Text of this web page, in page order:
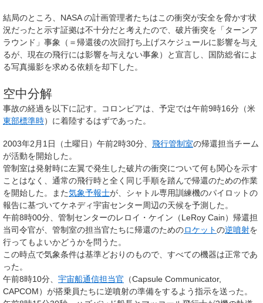
結局のところ、NASA の計画管理者たちはこの衝突が安全を脅かす状
況だったと示す証拠は不十分だと考えたので、破片衝突を「ターンア
ラウンド」事象（＝帰還後の次回打ち上げスケジュールに影響を与え
るが、現在の飛行には影響を与えない事象）と宣言し、国防総省によ
る写真撮影を求める依頼を却下した。
空中分解
事故の経過を以下に記す。コロンビアは、予定では午前9時16分（米
東部標準時）に着陸するはずであった。
2003年2月1日（土曜日）午前2時30分、 飛行管制室の帰還担当チーム
が活動を開始した。
管制室は発射時に左翼で発生した破片の衝突について何も関心を示す
ことはなく、通常の飛行時と全く同じ手順を踏んで帰還のための作業
を開始した。また気象予報士が、シャトル専用訓練機のパイロットの
報告に基づいてケネディ宇宙センター周辺の天候を予測した。
午前8時00分、管制センターのレロイ・ケイン（LeRoy Cain）帰還担
当司令官が、管制室の担当官たちに帰還のためのロケットの逆噴射を
行ってもよいかどうかを問うた。
この時点で気象条件は基準どおりのもので、すべての機器は正常であ
った。
午前8時10分、 宇宙船通信担当官 （Capsule Communicator,
CAPCOM）が搭乗員たちに逆噴射の準備をするよう指示を送った。